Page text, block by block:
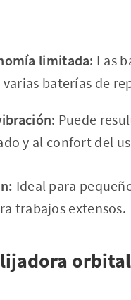
limitada: Las
baterías de
: Puede
y al confort del
Ideal para
trabajos extensos.
orbital